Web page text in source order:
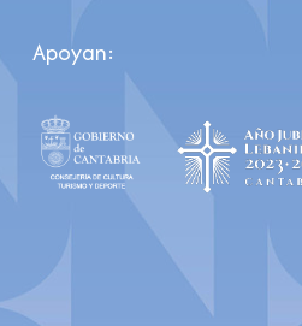
Apoyan: